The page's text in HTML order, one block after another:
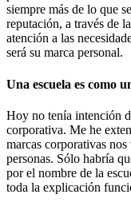
siempre más de lo que
reputación, a través de
atención a las
será su marca personal.
Una escuela es como
Hoy no tenía intención
corporativa. Me he
marcas corporativas
personas. Sólo habría
por el nombre de la
toda la explicación